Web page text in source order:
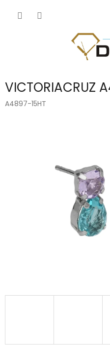
VICTORIACRUZ
A4897-15HT